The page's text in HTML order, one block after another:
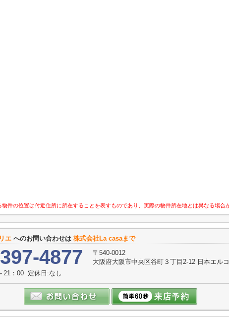
件の位置は付近住所に所在することを表すものであり、実際の物件所在地とは異なる場合
エ へのお問い合わせは 株式会社La casaまで
4877
〒540-0012
大阪府大阪市中央区谷町３丁目2-12 日本エル
21：00 定休日:なし